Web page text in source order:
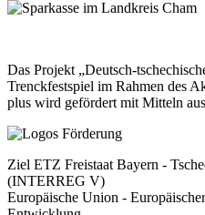
Das Projekt „Deutsch-
Trenckfestspiel im Rahmen des
plus wird gefördert mit Mitteln
Ziel ETZ Freistaat Bayern -
(INTERREG V)
Europäische Union -